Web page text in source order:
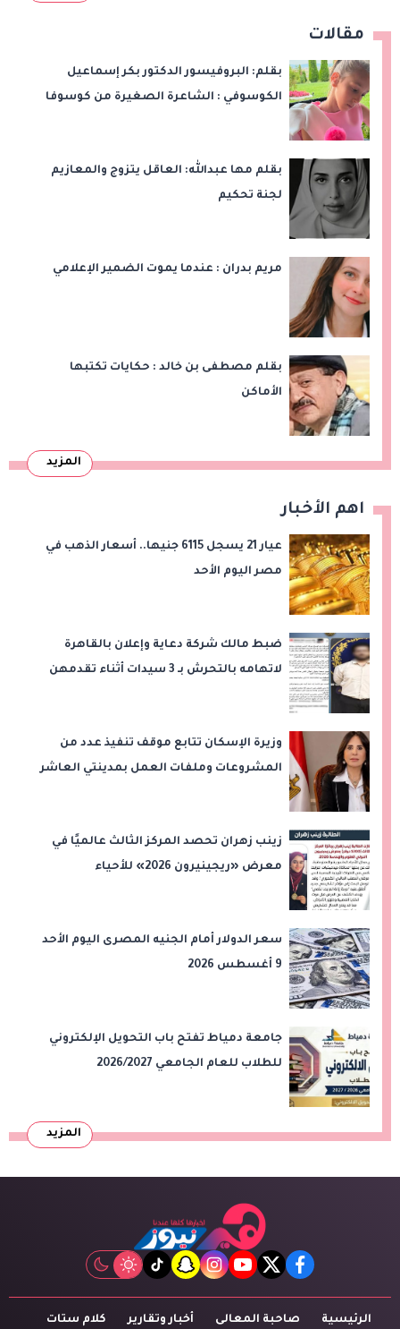
مقالات
بقلم: البروفيسور الدكتور بكر إسماعيل
الكوسوفي : الشاعرة الصغيرة من كوسوفا
بقلم مها عبدالله: العاقل يتزوج والمعازيم
لجنة تحكيم
مريم بدران : عندما يموت الضمير الإعلامي
بقلم مصطفى بن خالد : حكايات تكتبها
الأماكن
المزيد
اهم الأخبار
عيار 21 يسجل 6115 جنيها.. أسعار الذهب في
مصر اليوم الأحد
ضبط مالك شركة دعاية وإعلان بالقاهرة
لاتهامه بالتحرش بـ 3 سيدات أثناء تقدمهن
وزيرة الإسكان تتابع موقف تنفيذ عدد من
المشروعات وملفات العمل بمدينتي العاشر
زينب زهران تحصد المركز الثالث عالميًا في
معرض «ريجينيرون 2026» للأحياء
سعر الدولار أمام الجنيه المصرى اليوم الأحد
9 أغسطس 2026
جامعة دمياط تفتح باب التحويل الإلكتروني
للطلاب للعام الجامعي 2026/2027
المزيد
facebook
twitter
youtube
instagram
snapchat
tiktok
الرئيسية صاحبة المعالى أخبار وتقارير كلام ستات